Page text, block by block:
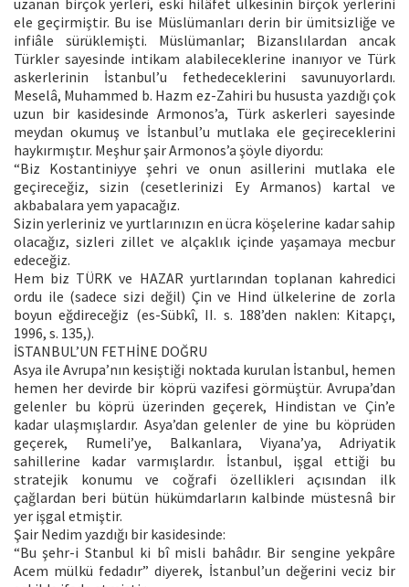
ele geçirmiştir. Bu ise Müslümanları derin bir ümitsizliğe ve
infiâle sürüklemişti. Müslümanlar; Bizanslılardan ancak
Türkler sayesinde intikam alabileceklerine inanıyor ve Türk
askerlerinin İstanbul’u fethedeceklerini savunuyorlardı.
Meselâ, Muhammed b. Hazm ez-Zahiri bu hususta yazdığı çok
uzun bir kasidesinde Armonos’a, Türk askerleri sayesinde
meydan okumuş ve İstanbul’u mutlaka ele geçireceklerini
haykırmıştır. Meşhur şair Armonos’a şöyle diyordu:
“Biz Kostantiniyye şehri ve onun asillerini mutlaka ele
geçireceğiz, sizin (cesetlerinizi Ey Armanos) kartal ve
akbabalara yem yapacağız.
Sizin yerleriniz ve yurtlarınızın en ücra köşelerine kadar sahip
olacağız, sizleri zillet ve alçaklık içinde yaşamaya mecbur
edeceğiz.
Hem biz TÜRK ve HAZAR yurtlarından toplanan kahredici
ordu ile (sadece sizi değil) Çin ve Hind ülkelerine de zorla
boyun eğdireceğiz (es-Sübkî, II. s. 188’den naklen: Kitapçı,
1996, s. 135,).
İSTANBUL’UN FETHİNE DOĞRU
Asya ile Avrupa’nın kesiştiği noktada kurulan İstanbul, hemen
hemen her devirde bir köprü vazifesi görmüştür. Avrupa’dan
gelenler bu köprü üzerinden geçerek, Hindistan ve Çin’e
kadar ulaşmışlardır. Asya’dan gelenler de yine bu köprüden
geçerek, Rumeli’ye, Balkanlara, Viyana’ya, Adriyatik
sahillerine kadar varmışlardır. İstanbul, işgal ettiği bu
stratejik konumu ve coğrafi özellikleri açısından ilk
çağlardan beri bütün hükümdarların kalbinde müstesnâ bir
yer işgal etmiştir.
Şair Nedim yazdığı bir kasidesinde:
“Bu şehr-i Stanbul ki bî misli bahâdır. Bir sengine yekpâre
Acem mülkü fedadır” diyerek, İstanbul’un değerini veciz bir